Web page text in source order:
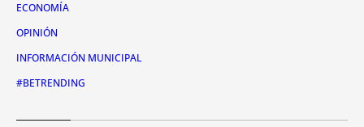
ECONOMÍA
OPINIÓN
INFORMACIÓN MUNICIPAL
#BETRENDING